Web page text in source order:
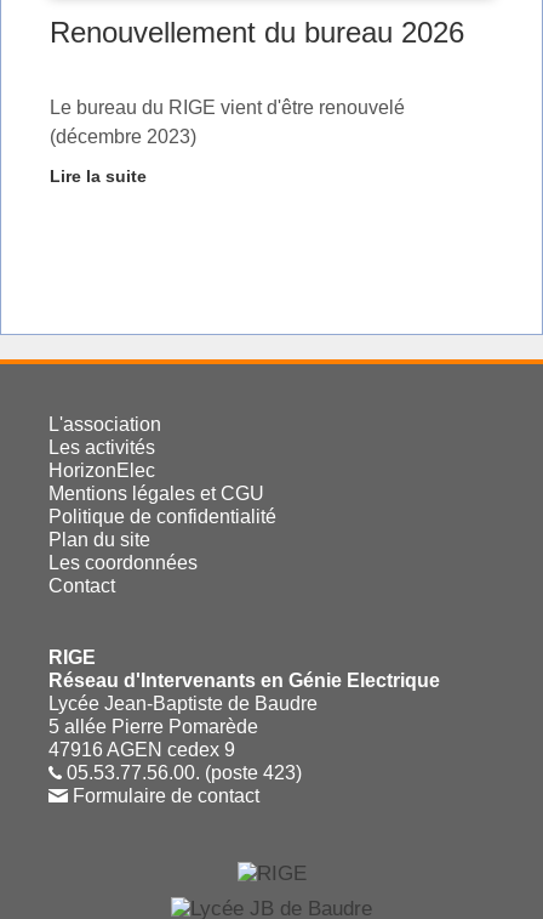
Renouvellement du bureau 2026
Le bureau du RIGE vient d'être renouvelé
(décembre 2023)
Lire la suite
L'association
Les activités
HorizonElec
Mentions légales et CGU
Politique de confidentialité
Plan du site
Les coordonnées
Contact
RIGE
Réseau d'Intervenants en Génie Electrique
Lycée Jean-Baptiste de Baudre
5 allée Pierre Pomarède
47916 AGEN cedex 9
05.53.77.56.00. (poste 423)
Formulaire de contact